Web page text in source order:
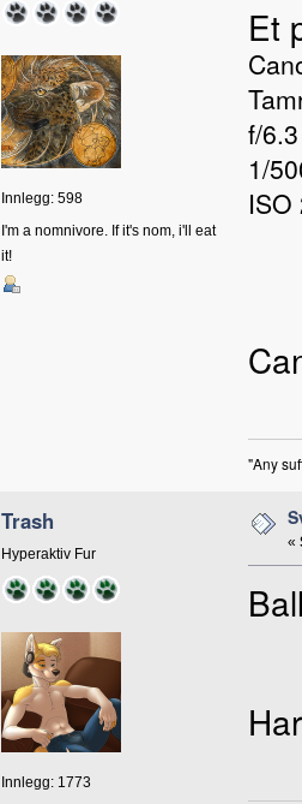
Innlegg: 598
I'm a nomnivore. If it's nom, i'll eat
it!
Et
f/6.3
1/
ISO
"Any
Trash
Hyperaktiv Fur
Innlegg: 1773
«